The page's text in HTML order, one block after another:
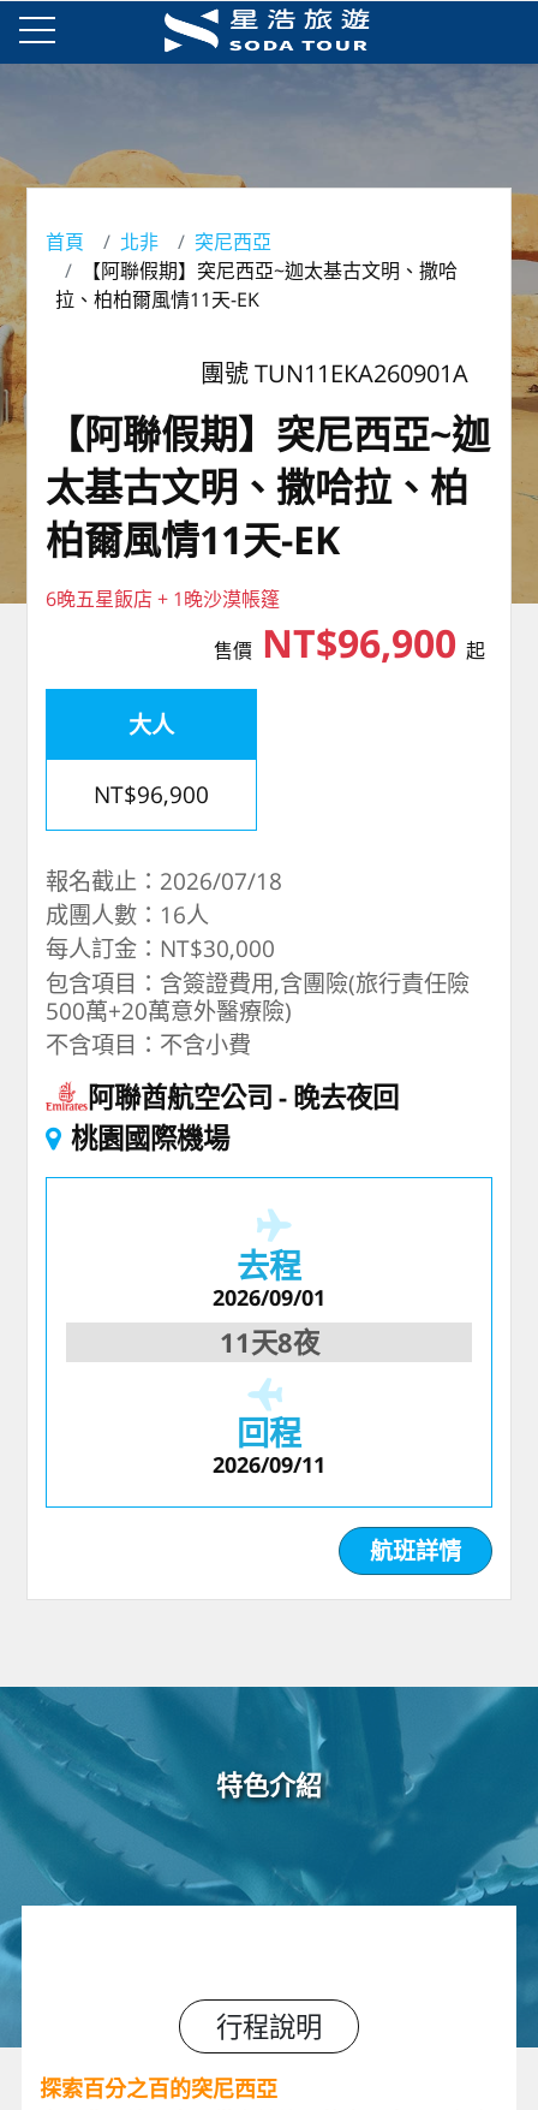
首頁 北非
突尼西亞
【阿聯假期】突尼西亞~迦太基古文明、撒哈
拉、柏柏爾風情11天-EK
團號 TUN11EKA260901A
【阿聯假期】突尼西亞~迦
太基古文明、撒哈拉、柏
柏爾風情11天-EK
6晚五星飯店 + 1晚沙漠帳篷
售價NT$96,900 起
大人
NT$96,900
報名截止：2026/07/18
成團人數：16人
每人訂金：NT$30,000
包含項目：含簽證費用,含團險(旅行責任險
500萬+20萬意外醫療險)
不含項目：不含小費
阿聯酋航空公司
晚去夜回
桃園國際機場
去程
2026/09/01
11天8夜
回程
2026/09/11
航班詳情
特色介紹
行程說明
探索百分之百的突尼西亞